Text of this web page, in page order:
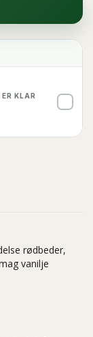
KLAR
rødbeder,
vanilje